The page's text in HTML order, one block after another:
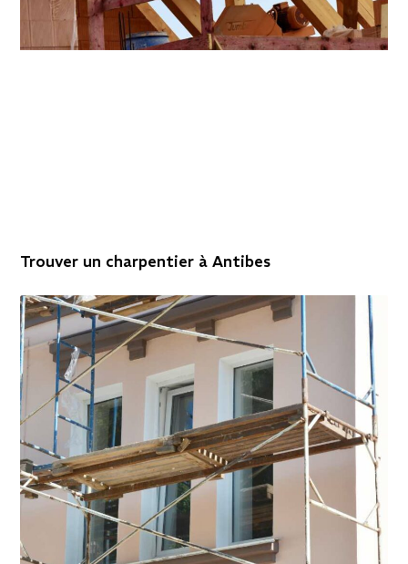
Trouver un charpentier à Antibes